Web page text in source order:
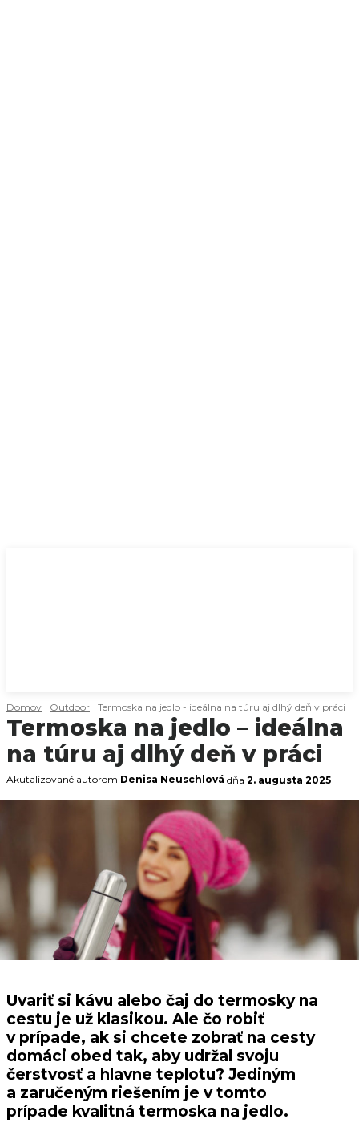
Domov Outdoor Termoska na jedlo - ideálna na túru aj dlhý deň v práci
Termoska na jedlo – ideálna
na túru aj dlhý deň v práci
Akutalizované autorom Denisa Neuschlová dňa 2. augusta 2025
Uvariť si kávu alebo čaj do termosky na
cestu je už klasikou. Ale čo robiť
v prípade, ak si chcete zobrať na cesty
domáci obed tak, aby udržal svoju
čerstvosť a hlavne teplotu? Jediným
a zaručeným riešením je v tomto
prípade kvalitná termoska na jedlo.